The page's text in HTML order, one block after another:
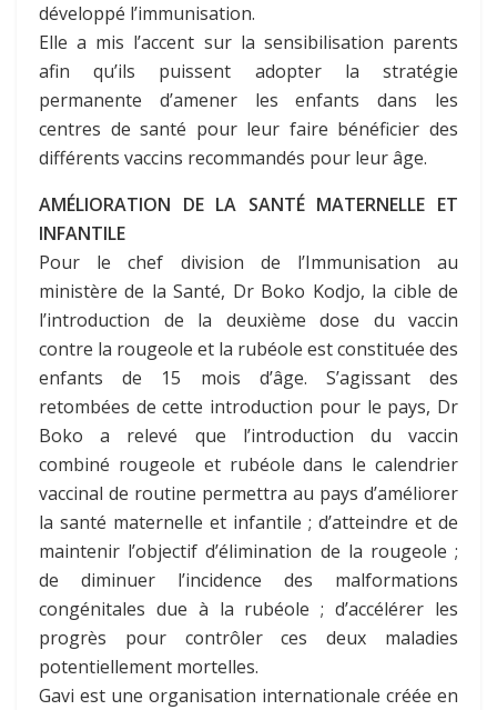
développé l’immunisation.
Elle a mis l’accent sur la sensibilisation parents
afin qu’ils puissent adopter la stratégie
permanente d’amener les enfants dans les
centres de santé pour leur faire bénéficier des
différents vaccins recommandés pour leur âge.
AMÉLIORATION DE LA SANTÉ MATERNELLE ET
INFANTILE
Pour le chef division de l’Immunisation au
ministère de la Santé, Dr Boko Kodjo, la cible de
l’introduction de la deuxième dose du vaccin
contre la rougeole et la rubéole est constituée des
enfants de 15 mois d’âge. S’agissant des
retombées de cette introduction pour le pays, Dr
Boko a relevé que l’introduction du vaccin
combiné rougeole et rubéole dans le calendrier
vaccinal de routine permettra au pays d’améliorer
la santé maternelle et infantile ; d’atteindre et de
maintenir l’objectif d’élimination de la rougeole ;
de diminuer l’incidence des malformations
congénitales due à la rubéole ; d’accélérer les
progrès pour contrôler ces deux maladies
potentiellement mortelles.
Gavi est une organisation internationale créée en